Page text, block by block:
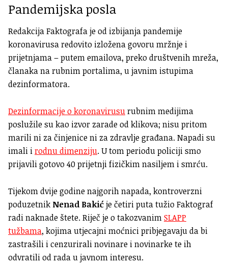
Pandemijska posla
Redakcija Faktografa je od izbijanja pandemije
koronavirusa redovito izložena govoru mržnje i
prijetnjama – putem emailova, preko društvenih mreža,
članaka na rubnim portalima, u javnim istupima
dezinformatora.
Dezinformacije o koronavirusurubnim medijima
poslužile su kao izvor zarade od klikova; nisu pritom
marili ni za činjenice ni za zdravlje građana. Napadi su
imali irodnu dimenziju. U tom periodu policiji smo
prijavili gotovo 40 prijetnji fizičkim nasiljem i smrću.
Tijekom dvije godine najgorih napada, kontroverzni
poduzetnik Nenad Bakićje četiri puta tužio Faktograf
radi naknade štete. Riječ je o takozvanimSLAPP
tužbama, kojima utjecajni moćnici pribjegavaju da bi
zastrašili i cenzurirali novinare i novinarke te ih
odvratili od rada u javnom interesu.